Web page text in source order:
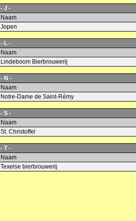
- J -
Naam
Jopen
- L -
Naam
Lindeboom Bierbrouwerij
- N -
Naam
Notre-Dame de Saint-Rémy
- S -
Naam
St. Christoffel
- T -
Naam
Texelse bierbrouwerij